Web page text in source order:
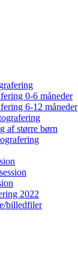
0-6 måneder
6-12 måneder
af større børn
2022
billedfiler